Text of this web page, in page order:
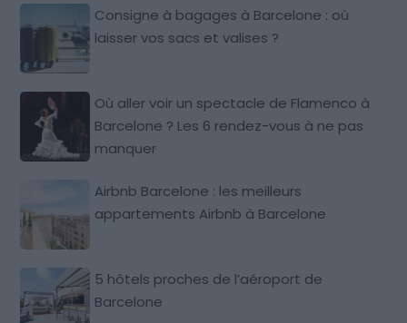
Consigne à bagages à Barcelone : où
laisser vos sacs et valises ?
Où aller voir un spectacle de Flamenco à
Barcelone ? Les 6 rendez-vous à ne pas
manquer
Airbnb Barcelone : les meilleurs
appartements Airbnb à Barcelone
5 hôtels proches de l’aéroport de
Barcelone